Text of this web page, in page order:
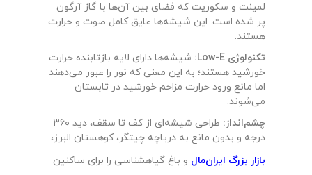
لمینت و سکوریت که فضای بین آن‌ها با گاز آرگون
پر شده است. این شیشه‌ها عایق کامل صوت و حرارت
هستند.
تکنولوژی Low-E:
شیشه‌ها دارای لایه بازتابنده حرارت
خورشید هستند؛ به این معنی که نور را عبور می‌دهند
اما مانع ورود حرارت مزاحم خورشید در تابستان
می‌شوند.
چشم‌انداز:
طراحی شیشه‌ای از کف تا سقف، دید ۳۶۰
درجه و بدون مانع به دریاچه چیتگر، کوهستان البرز،
بازار بزرگ ایران‌مالو باغ گیاهشناسی را برای ساکنین